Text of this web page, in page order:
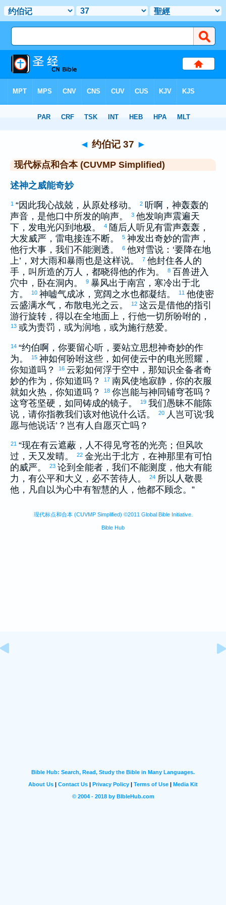
> 约伯记 37
◄ 约伯记 37 ►
现代标点和合本 (CUVMP Simplified)
述神之威能奇妙
1 “因此我心战兢，从原处移动。 2 听啊，神轰轰的
声音，是他口中所发的响声。
3 他发响声震遍天
下，发电光闪到地极。
4 随后人听见有雷声轰轰，
大发威严，雷电接连不断。
5 神发出奇妙的雷声，
他行大事，我们不能测透。
6 他对雪说：‘要降在地
上’，对大雨和暴雨也是这样说。
7 他封住各人的
手，叫所造的万人，都晓得他的作为。
8 百兽进入
穴中，卧在洞内。
9 暴风出于南宫，寒冷出于北
方。
10 神嘘气成冰，宽阔之水也都凝结。 11 他使密
云盛满水气，布散电光之云。
12 这云是借他的指引
游行旋转，得以在全地面上，行他一切所吩咐的，
13 或为责罚，或为润地，或为施行慈爱。
14 “约伯啊，你要留心听，要站立思想神奇妙的作
为。
15 神如何吩咐这些，如何使云中的电光照耀，
你知道吗？
16 云彩如何浮于空中，那知识全备者奇
妙的作为，你知道吗？
17 南风使地寂静，你的衣服
就如火热，你知道吗？
18 你岂能与神同铺穹苍吗？
这穹苍坚硬，如同铸成的镜子。
19 我们愚昧不能陈
说，请你指教我们该对他说什么话。
20
人岂可说‘我
愿与他说话’？岂有人自愿灭亡吗？
21 “现在有云遮蔽，人不得见穹苍的光亮；但风吹
过，天又发晴。
22 金光出于北方，在神那里有可怕
的威严。
23 论到全能者，我们不能测度，他大有能
力，有公平和大义，必不苦待人。
24 所以人敬畏
他，凡自以为心中有智慧的人，他都不顾念。”
现代标点和合本 (CUVMP Simplified) ©2011 Global Bible Initiative.
Bible Hub